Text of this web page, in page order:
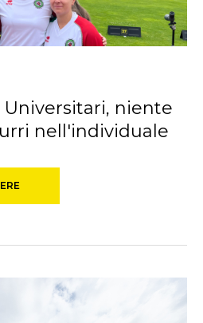
niente
nell'individuale